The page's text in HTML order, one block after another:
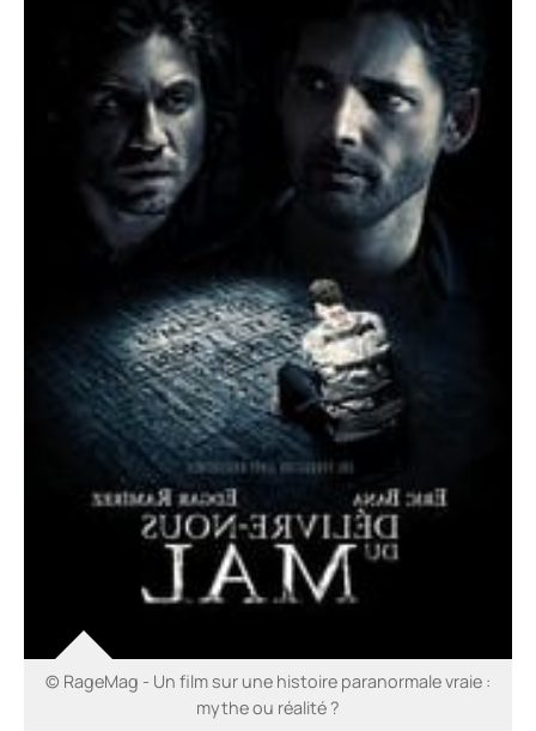
© RageMag - Un film sur une histoire paranormale vraie :
mythe ou réalité ?